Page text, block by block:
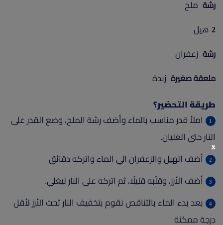
رشة ملح
2 هيل
رشة زعفران
ملعقة صغيرة زبدة
طريقة التحضير؟
املأ قدر مناسب بالماء وأضف رشة الملح، وضع القدر على
النار حتى الغليان.
أضف الهيل والزعفران الي الماء واتركه دقائق
أضف الأرز، وقلّبه قليلًا، ثم اتركه على النار ليغلي.
بعد بدء الماء بالتناقص نقوم بتخفيف النار تحت الأرز لأقل
درجة ممكنة
x